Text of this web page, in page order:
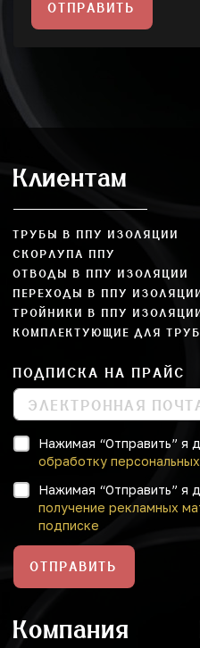
ОТПРАВИТЬ
Клиентам
ТРУБЫ В ППУ ИЗОЛЯЦИИ
СКОРЛУПА ППУ
ОТВОДЫ В ППУ ИЗОЛЯЦИИ
ПЕРЕХОДЫ В ППУ
ТРОЙНИКИ В ППУ
КОМПЛЕКТУЮЩИЕ ДЛЯ
ПОДПИСКА НА ПРАЙС
Нажимая “Отправить” я
обработку
Нажимая “Отправить” я
получение рекламных
подписке
ОТПРАВИТЬ
Компания